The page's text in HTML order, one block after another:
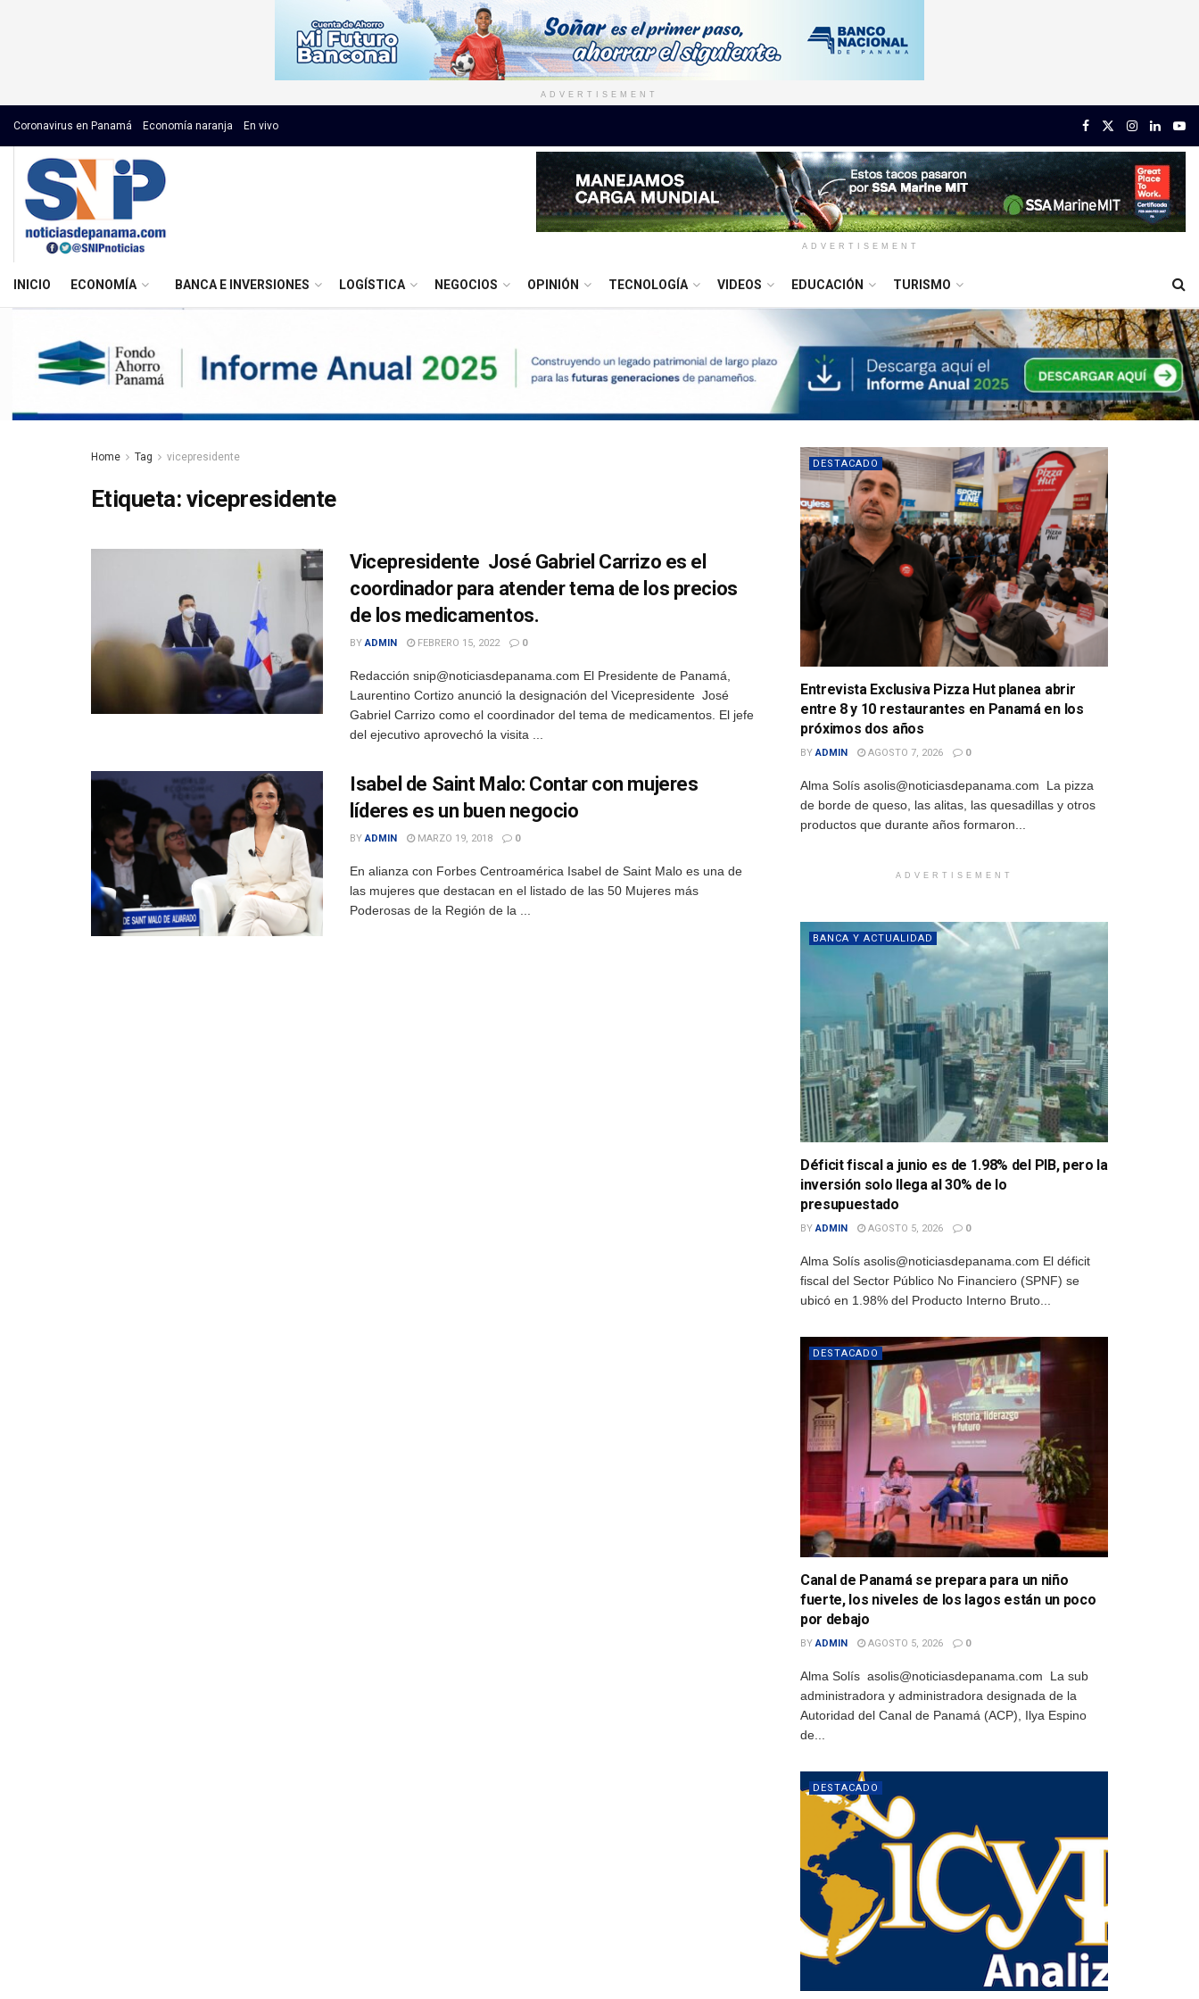
ADVERTISEMENT
Coronavirus en Panamá Economía naranja En vivo
ADVERTISEMENT
INICIO ECONOMÍA BANCA E INVERSIONES LOGÍSTICA NEGOCIOS OPINIÓN TECNOLOGÍA VIDEOS EDUCACIÓN TURISMO
Home Tag vicepresidente
Etiqueta: vicepresidente
Vicepresidente José Gabriel Carrizo es el
coordinador para atender tema de los precios
de los medicamentos.
BY ADMIN FEBRERO 15, 2022 0
Redacción snip@noticiasdepanama.com El Presidente de Panamá,
Laurentino Cortizo anunció la designación del Vicepresidente José
Gabriel Carrizo como el coordinador del tema de medicamentos. El jefe
del ejecutivo aprovechó la visita ...
Isabel de Saint Malo: Contar con mujeres
líderes es un buen negocio
BY ADMIN MARZO 19, 2018 0
En alianza con Forbes Centroamérica Isabel de Saint Malo es una de
las mujeres que destacan en el listado de las 50 Mujeres más
Poderosas de la Región de la ...
DESTACADO
Entrevista Exclusiva Pizza Hut planea abrir
entre 8 y 10 restaurantes en Panamá en los
próximos dos años
BY ADMIN AGOSTO 7, 2026 0
Alma Solís asolis@noticiasdepanama.com La pizza
de borde de queso, las alitas, las quesadillas y otros
productos que durante años formaron...
ADVERTISEMENT
BANCA Y ACTUALIDAD
Déficit fiscal a junio es de 1.98% del PIB, pero la
inversión solo llega al 30% de lo
presupuestado
BY ADMIN AGOSTO 5, 2026 0
Alma Solís asolis@noticiasdepanama.com El déficit
fiscal del Sector Público No Financiero (SPNF) se
ubicó en 1.98% del Producto Interno Bruto...
DESTACADO
Canal de Panamá se prepara para un niño
fuerte, los niveles de los lagos están un poco
por debajo
BY ADMIN AGOSTO 5, 2026 0
Alma Solís asolis@noticiasdepanama.com La sub
administradora y administradora designada de la
Autoridad del Canal de Panamá (ACP), Ilya Espino
de...
DESTACADO